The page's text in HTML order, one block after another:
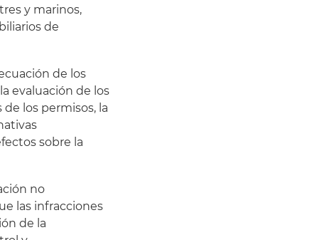
y marinos,
de
de los
evaluación de los
los permisos, la
sobre la
no
las infracciones
de la